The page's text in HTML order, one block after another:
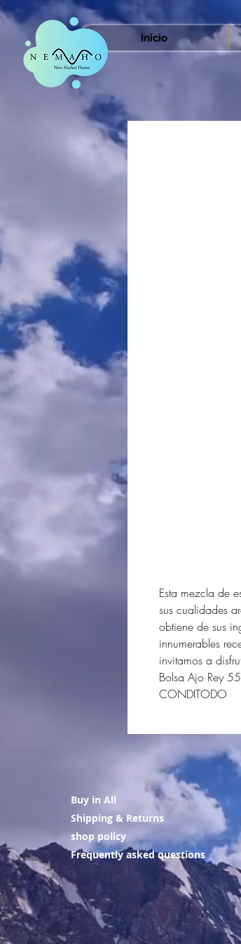
Inicio
Esta mezcla de
sus cualidades
obtiene de sus
innumerables
invitamos a
Bolsa Ajo Rey
CONDITODO
Buy in All
Shipping & Returns
shop policy
Frequently asked questions